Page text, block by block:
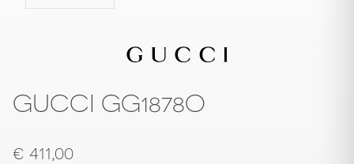
GUCCI GG1878O
€ 411,00